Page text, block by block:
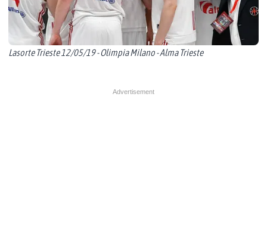
Lasorte Trieste 12/05/19 - Olimpia Milano - Alma Trieste